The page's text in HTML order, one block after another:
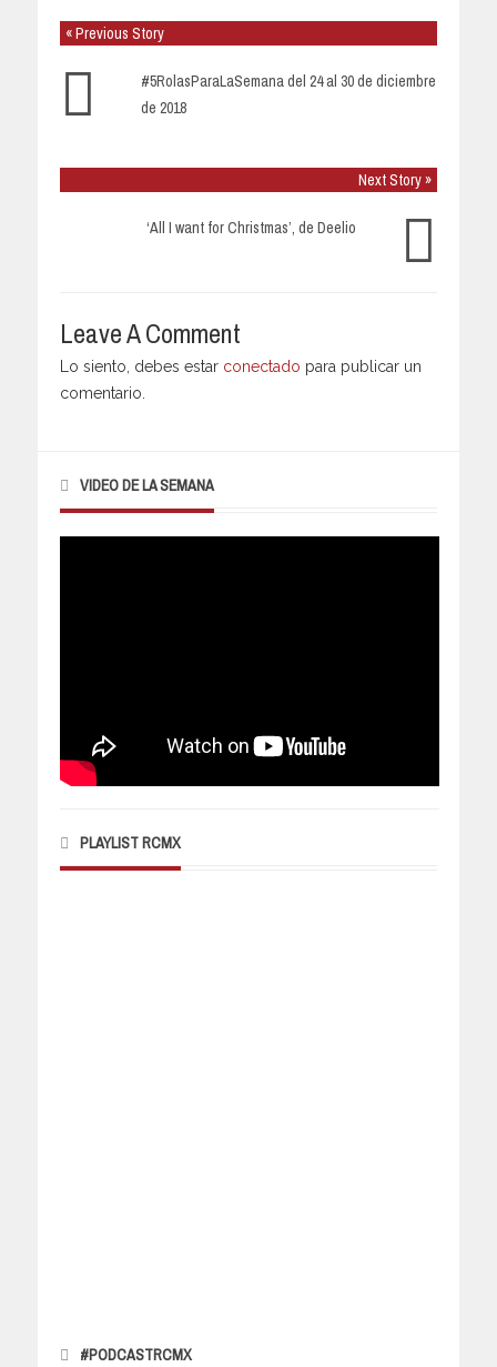
« Previous Story
#5RolasParaLaSemana del 24 al 30 de diciembre
de 2018
Next Story »
‘All I want for Christmas’, de Deelio
Leave A Comment
Lo siento, debes estar conectado para publicar un
comentario.
VIDEO DE LA SEMANA
PLAYLIST RCMX
#PODCASTRCMX